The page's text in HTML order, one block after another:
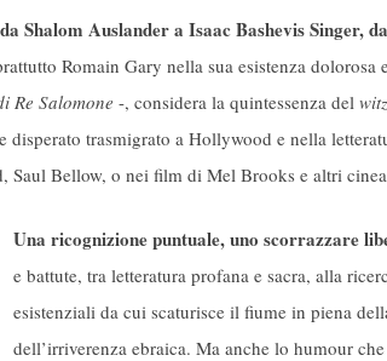
Shalom Auslander a Isaac Bashevis Singer,
Romain Gary nella sua esistenza dolorosa
Re Salomone -, considera la quintessenza del witz
disperato trasmigrato a Hollywood e nella
Saul Bellow, o nei film di Mel Brooks e altri
Una ricognizione puntuale, uno scorrazzare
e battute, tra letteratura profana e sacra, alla
esistenziali da cui scaturisce il fiume in piena
dell’irriverenza ebraica. Ma anche lo humour